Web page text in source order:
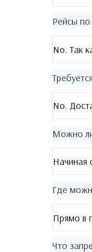
Рейсы по
No.Так
No.
Можно
Начиная
Где
Прямо в
Что